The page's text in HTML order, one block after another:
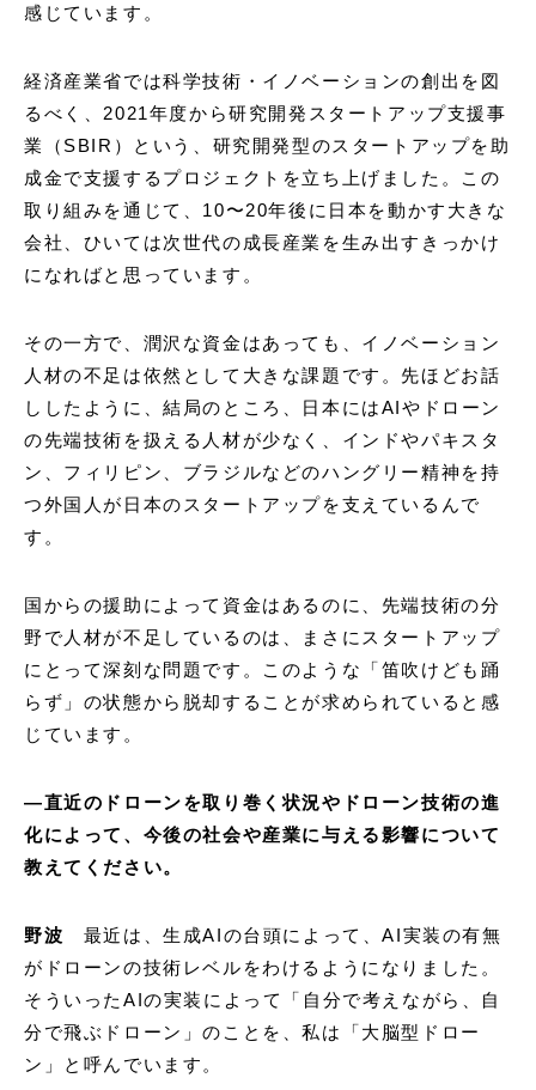
感じています。
経済産業省では科学技術・イノベーションの創出を図
るべく、2021年度から研究開発スタートアップ支援事
業（SBIR）という、研究開発型のスタートアップを助
成金で支援するプロジェクトを立ち上げました。この
取り組みを通じて、10〜20年後に日本を動かす大きな
会社、ひいては次世代の成長産業を生み出すきっかけ
になればと思っています。
その一方で、潤沢な資金はあっても、イノベーション
人材の不足は依然として大きな課題です。先ほどお話
ししたように、結局のところ、日本にはAIやドローン
の先端技術を扱える人材が少なく、インドやパキスタ
ン、フィリピン、ブラジルなどのハングリー精神を持
つ外国人が日本のスタートアップを支えているんで
す。
国からの援助によって資金はあるのに、先端技術の分
野で人材が不足しているのは、まさにスタートアップ
にとって深刻な問題です。このような「笛吹けども踊
らず」の状態から脱却することが求められていると感
じています。
―直近のドローンを取り巻く状況やドローン技術の進
化によって、今後の社会や産業に与える影響について
教えてください。
野波
最近は、生成AIの台頭によって、AI実装の有無
がドローンの技術レベルをわけるようになりました。
そういったAIの実装によって「自分で考えながら、自
分で飛ぶドローン」のことを、私は「大脳型ドロー
ン」と呼んでいます。